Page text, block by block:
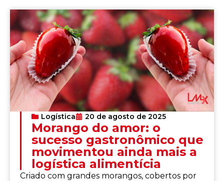
Logística 20 de agosto de 2025
Morango do amor: o
sucesso gastronômico que
movimentou ainda mais a
logística alimentícia
Criado com grandes morangos, cobertos por